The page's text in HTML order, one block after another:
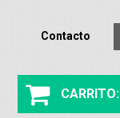
Contacto
CARRITO: